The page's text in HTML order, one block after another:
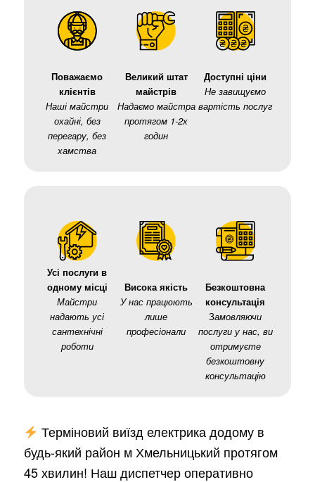
Поважаємо
клієнтів
Наші майстри
охайні, без
перегару, без
хамства
Великий штат
майстрів
Надаємо майстра
протягом 1-2х
годин
Доступні ціни
Не завищуємо
вартість послуг
Усі послуги в
одному місці
Майстри
надають усі
сантехнічні
роботи
Висока якість
У нас працюють
лише
професіонали
Безкоштовна
консультація
Замовляючи
послуги у нас, ви
отримуєте
безкоштовну
консультацію
Терміновий виїзд електрика додому в
будь-який район м Хмельницький протягом
45 хвилин! Наш диспетчер оперативно